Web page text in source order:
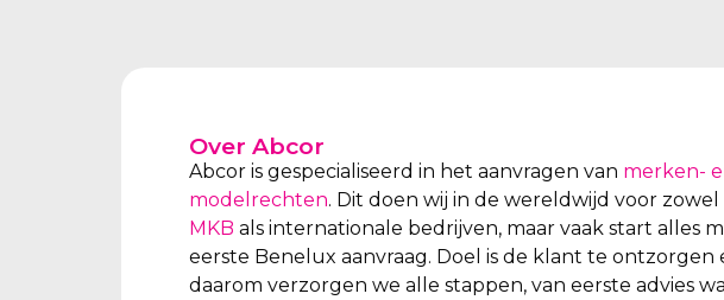
Over Abcor
Abcor is gespecialiseerd in het aanvragen van merken-
modelrechten. Dit doen wij in de wereldwijd voor
MKB als internationale bedrijven, maar vaak start alles
eerste Benelux aanvraag. Doel is de klant te ontzorgen
daarom verzorgen we alle stappen, van eerste advies